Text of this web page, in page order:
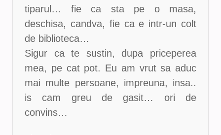
tiparul… fie ca sta pe o masa,
deschisa, candva, fie ca e intr-un colt
de biblioteca…
Sigur ca te sustin, dupa priceperea
mea, pe cat pot. Eu am vrut sa aduc
mai multe persoane, impreuna, insa..
is cam greu de gasit… ori de
convins…